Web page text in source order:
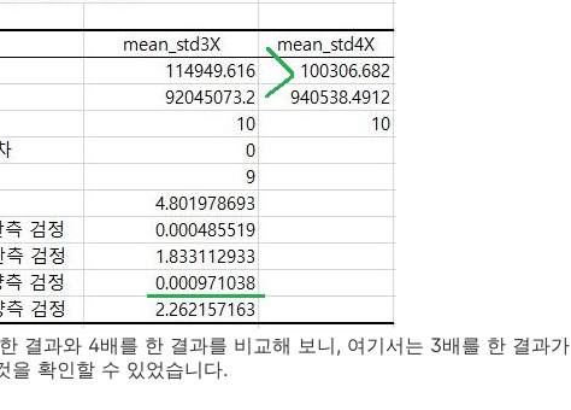
결과와 4배를 한 결과를 비교해 보니, 여기서는 3배를 한 결과가
을 확인할 수 있었습니다.